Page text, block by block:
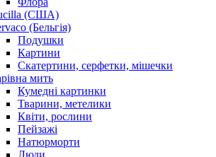
(США)
(Бельгія)
Подушки
Картини
Скатертини, серфетки, мішечки
мить
Кумедні картинки
Тварини, метелики
Квіти, рослини
Пейзажі
Натюрморти
Люди